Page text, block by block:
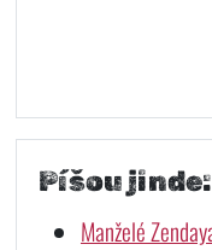
Píšou
Manželé